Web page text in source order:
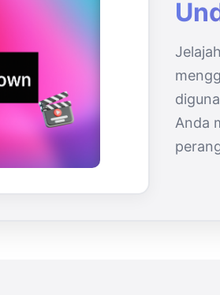
Anda